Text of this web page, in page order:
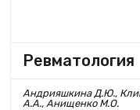
Ревматология
Андрияшкина Д.Ю.,
А.А., Анищенко М.О.